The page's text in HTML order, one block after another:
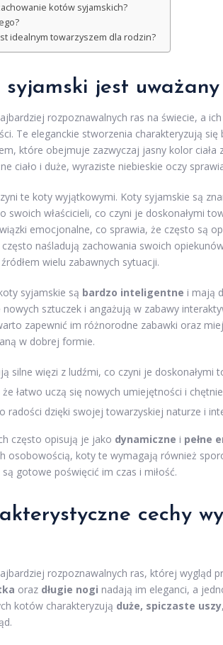
kotów syjamskich?
idealnym towarzyszem dla rodzin?
jest
rozpoznawalnych ras na świecie, a
Te eleganckie stworzenia charakteryzują się
które obejmuje zazwyczaj jasny kolor
ciało i duże, wyraziste niebieskie oczy
te koty wyjątkowymi. Koty syjamskie są
swoich właścicieli, co czyni je doskonałymi
emocjonalne, co sprawia, że często są
naśladują zachowania swoich
wielu zabawnych sytuacji.
syjamskie są bardzo inteligentne i mają
sztuczek i angażują w zabawy
zapewnić im różnorodne zabawki oraz
w dobrej formie.
silne więzi z ludźmi, co czyni je doskonałymi
łatwo uczą się nowych umiejętności i
radości dzięki swojej towarzyskiej naturze i
często opisują je jako dynamiczne i pełne
osobowością, koty te wymagają również
gotowe poświęcić im czas i miłość.
cechy
rozpoznawalnych ras, której wygląd
oraz długie nogi nadają im eleganci, a
kotów charakteryzują duże, spiczaste uszy